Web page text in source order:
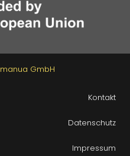
manua GmbH
Kontakt
Datenschutz
Impressum